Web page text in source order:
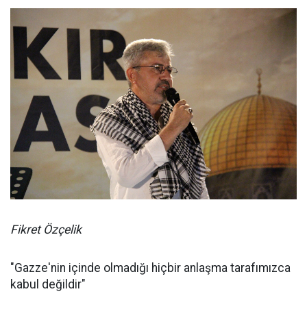
Fikret Özçelik
"Gazze'nin içinde olmadığı hiçbir anlaşma tarafımızca
kabul değildir"